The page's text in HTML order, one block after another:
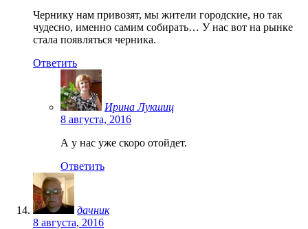
Чернику нам привозят, мы жители городские, но так
чудесно, именно самим собирать… У нас вот на рынке
стала появляться черника.
Ответить
Ирина Лукшиц
8 августа, 2016
А у нас уже скоро отойдет.
Ответить
дачник
8 августа, 2016